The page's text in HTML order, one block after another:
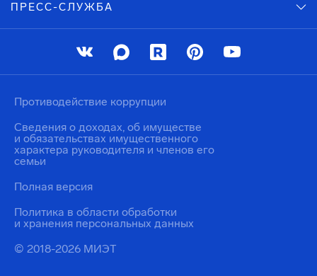
ПРЕСС-СЛУЖБА
© 2018-2026 МИЭТ
Политика в области обработки
и хранения персональных данных
Противодействие коррупции
Сведения о доходах, об имуществе
и обязательствах имущественного
характера руководителя и членов его
семьи
Полная версия